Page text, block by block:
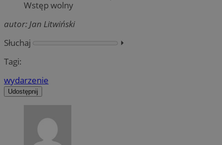
Wstęp wolny
autor: Jan Litwiński
Słuchaj
⏵︎
Tagi:
wydarzenie
Udostępnij